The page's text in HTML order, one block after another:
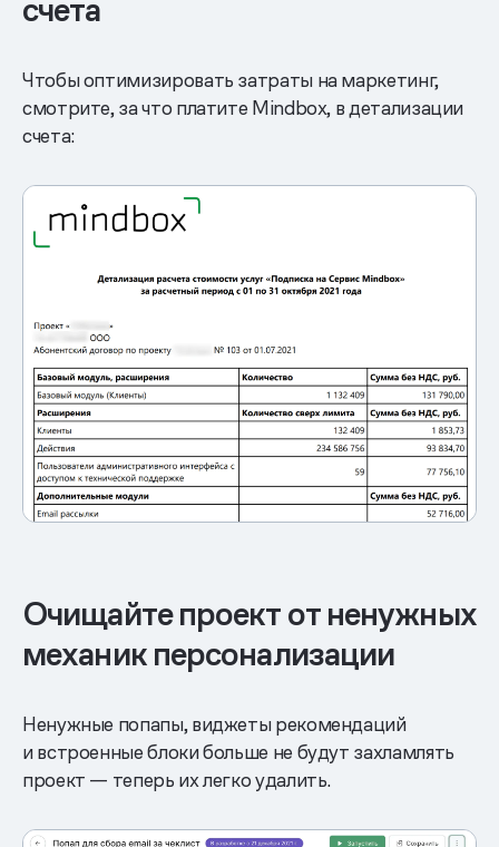
счета
Чтобы оптимизировать затраты на маркетинг,
смотрите, за что платите Mindbox, в детализации
счета:
Очищайте проект от ненужных
механик персонализации
Ненужные попапы, виджеты рекомендаций
и встроенные блоки больше не будут захламлять
проект — теперь их легко удалить.